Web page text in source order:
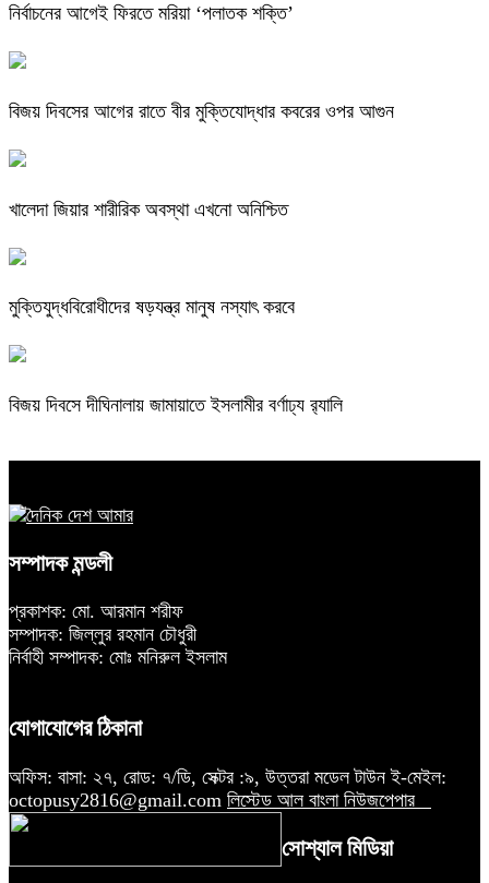
নির্বাচনের আগেই ফিরতে মরিয়া ‘পলাতক শক্তি’
বিজয় দিবসের আগের রাতে বীর মুক্তিযোদ্ধার কবরের ওপর আগুন
খালেদা জিয়ার শারীরিক অবস্থা এখনো অনিশ্চিত
মুক্তিযুদ্ধবিরোধীদের ষড়যন্ত্র মানুষ নস্যাৎ করবে
বিজয় দিবসে দীঘিনালায় জামায়াতে ইসলামীর বর্ণাঢ্য র‍্যালি
সম্পাদক মন্ডলী
প্রকাশক: মো. আরমান শরীফ
সম্পাদক: জিল্লুর রহমান চৌধুরী
নির্বাহী সম্পাদক: মোঃ মনিরুল ইসলাম
যোগাযোগের ঠিকানা
অফিস: বাসা: ২৭, রোড: ৭/ডি, সেক্টর :৯, উত্তরা মডেল টাউন ই-মেইল:
octopusy2816@gmail.com লিস্টেড আল বাংলা নিউজপেপার
সোশ্যাল মিডিয়া